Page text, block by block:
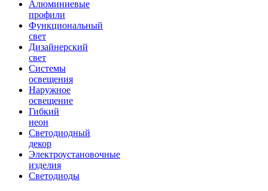
Алюминиевые
профили
Функциональный
свет
Дизайнерский
свет
Системы
освещения
Наружное
освещение
Гибкий
неон
Светодиодный
декор
Электроустановочные
изделия
Светодиоды